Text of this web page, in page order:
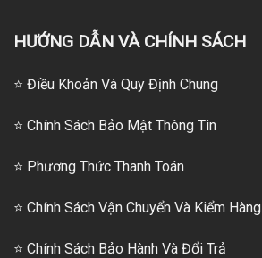
HƯỚNG DẪN VÀ CHÍNH SÁCH
⭐ Điều Khoản Và Quy Định Chung
⭐ Chính Sách Bảo Mật Thông Tin
⭐ Phương Thức Thanh Toán
⭐ Chính Sách Vận Chuyển Và Kiểm Hàng
⭐ Chính Sách Bảo Hành Và Đổi Trả